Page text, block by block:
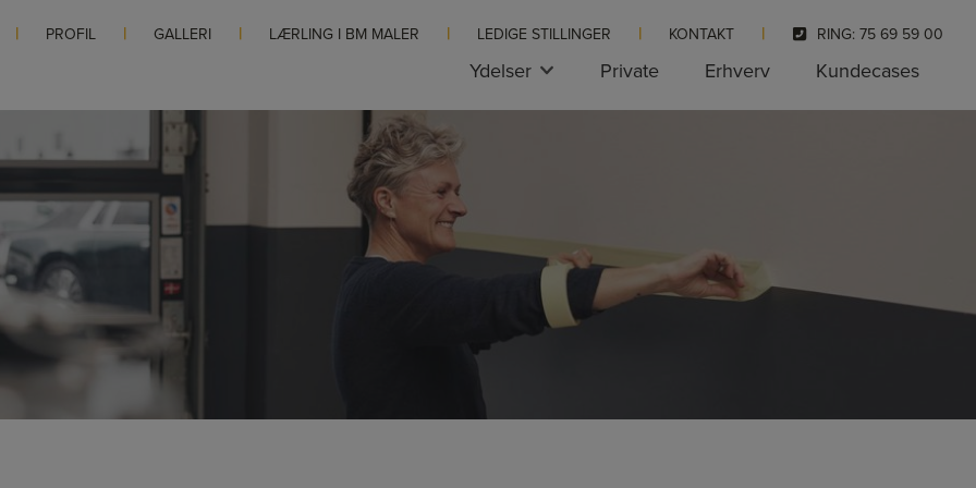
PROFIL GALLERI LÆRLING I BM MALER LEDIGE STILLINGER KONTAKT RING: 75 69 59 00
Ydelser Private Erhverv Kundecases